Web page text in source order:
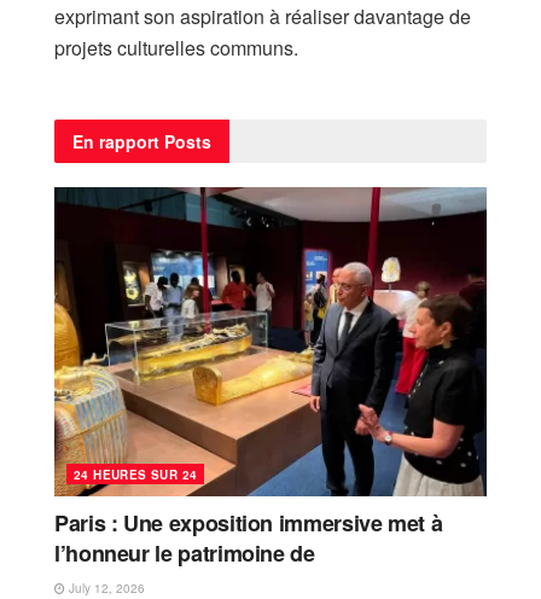
exprimant son aspiration à réaliser davantage de
projets culturelles communs.
En rapport Posts
24 HEURES SUR 24
Paris : Une exposition immersive met à
l’honneur le patrimoine de
July 12, 2026